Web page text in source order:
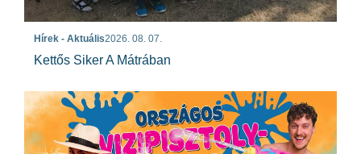
Hírek - Aktuális2026. 08. 07.
Kettős Siker A Mátrában